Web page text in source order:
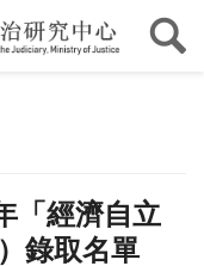
「經濟自立
錄取名單